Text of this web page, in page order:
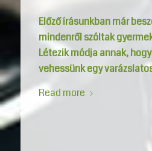
Előző írásunkban már
mindenről szóltak
Létezik módja annak,
vehessünk egy
Read more